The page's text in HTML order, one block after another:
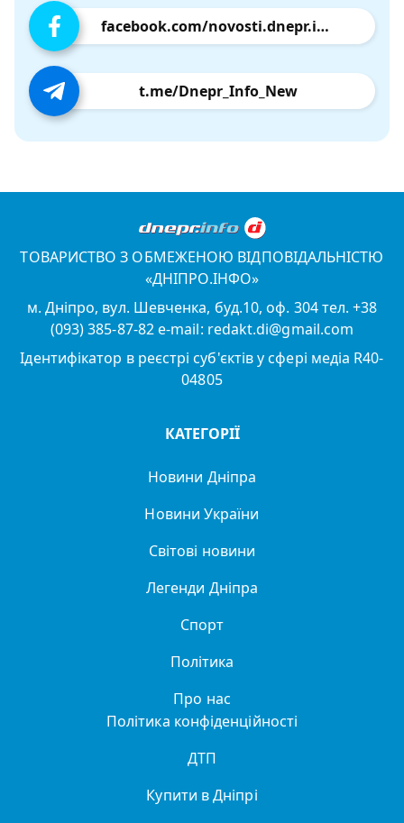
facebook.com/novosti.dnepr.info
t.me/Dnepr_Info_New
ТОВАРИСТВО З ОБМЕЖЕНОЮ ВІДПОВІДАЛЬНІСТЮ
«ДНІПРО.ІНФО»
м. Дніпро, вул. Шевченка, буд.10, оф. 304 тел. +38
(093) 385-87-82 e-mail: redakt.di@gmail.com
Ідентифікатор в реєстрі суб'єктів у сфері медіа R40-
04805
КАТЕГОРІЇ
Новини Дніпра
Новини України
Світові новини
Легенди Дніпра
Спорт
Політика
Про нас
Політика конфіденційності
ДТП
Купити в Дніпрі